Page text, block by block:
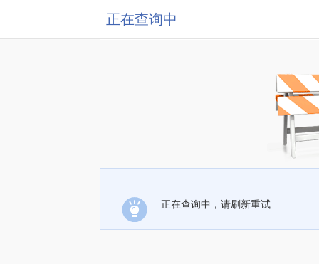
正在查询中
正在查询中，请刷新重试